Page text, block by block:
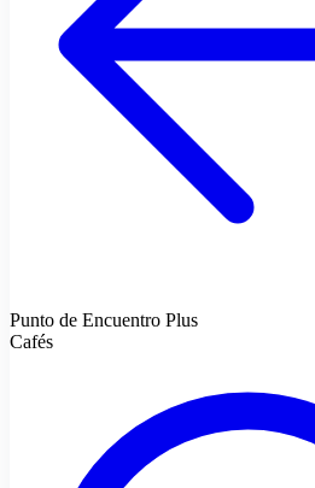
Punto de Encuentro Plus
Cafés